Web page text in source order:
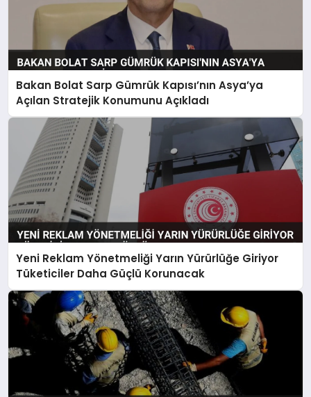
Bakan Bolat Sarp Gümrük Kapısı’nın Asya’ya
Açılan Stratejik Konumunu Açıkladı
Yeni Reklam Yönetmeliği Yarın Yürürlüğe Giriyor
Tüketiciler Daha Güçlü Korunacak